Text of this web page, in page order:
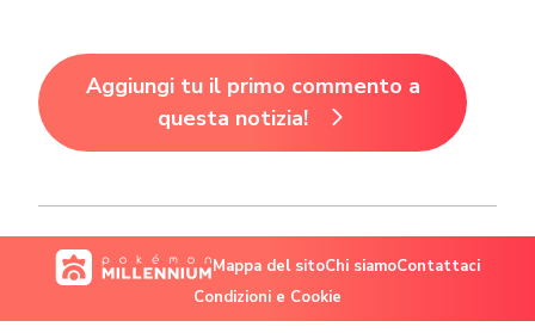
Aggiungi tu il primo commento a
questa notizia!
Mappa del sitoChi siamoContattaci
Condizioni e Cookie